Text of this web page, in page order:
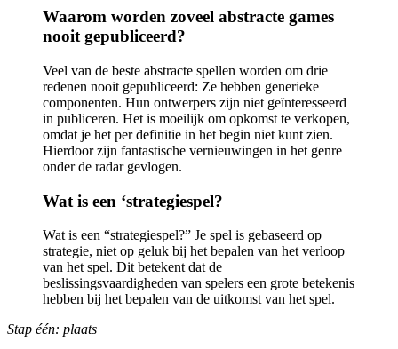
Waarom worden zoveel abstracte games
nooit gepubliceerd?
Veel van de beste abstracte spellen worden om drie
redenen nooit gepubliceerd: Ze hebben generieke
componenten. Hun ontwerpers zijn niet geïnteresseerd
in publiceren. Het is moeilijk om opkomst te verkopen,
omdat je het per definitie in het begin niet kunt zien.
Hierdoor zijn fantastische vernieuwingen in het genre
onder de radar gevlogen.
Wat is een ‘strategiespel?
Wat is een “strategiespel?” Je spel is gebaseerd op
strategie, niet op geluk bij het bepalen van het verloop
van het spel. Dit betekent dat de
beslissingsvaardigheden van spelers een grote betekenis
hebben bij het bepalen van de uitkomst van het spel.
Stap één: plaats